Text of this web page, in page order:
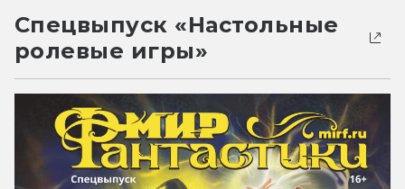
Спецвыпуск «Настольные
ролевые игры»